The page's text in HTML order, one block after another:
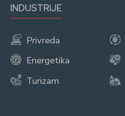
INDUSTRIJE
Privreda
Energetika
Turizam